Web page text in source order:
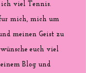
viel Tennis.
mich, mich um
meinen Geist zu
euch viel
Blog und